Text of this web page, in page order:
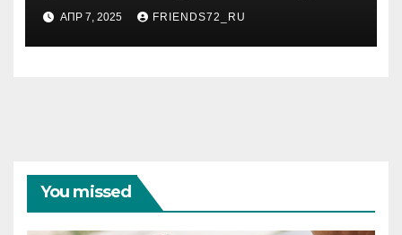
АПР 7, 2025 FRIENDS72_RU
You missed